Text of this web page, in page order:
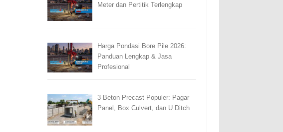
Meter dan Pertitik Terlengkap
Harga Pondasi Bore Pile 2026:
Panduan Lengkap & Jasa
Profesional
3 Beton Precast Populer: Pagar
Panel, Box Culvert, dan U Ditch